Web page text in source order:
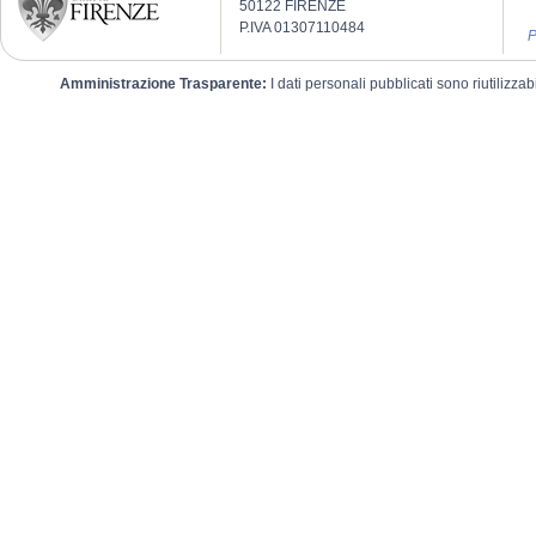
50122 FIRENZE
P.IVA 01307110484
Amministrazione Trasparente: I dati personali pubblicati sono